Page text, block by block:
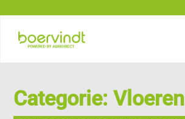
Categorie: Vloeren